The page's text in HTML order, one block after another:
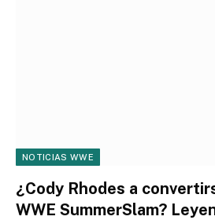
NOTICIAS WWE
¿Cody Rhodes a
WWE SummerSlam?